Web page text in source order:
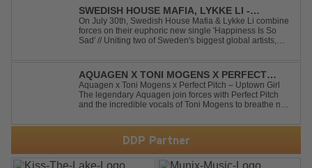
dance experience. Crafted by...
SWEDISH HOUSE MAFIA, LYKKE LI -
HAPPINESS IS SO SAD
On July 30th, Swedish House Mafia & Lykke Li combine
forces on their euphoric new single 'Happiness Is So
Sad' // Uniting two of Sweden's biggest global artists,
to // The track was ...
AQUAGEN X TONI MOGENS X PERFECT
PITCH - UPTOWN GIRL
Aquagen x Toni Mogens x Perfect Pitch – Uptown Girl
The legendary Aquagen join forces with Perfect Pitch
and the incredible vocals of Toni Mogens to breathe new
Combining a bouncy bassline and a fresh, feel-good
production, this modern da...
DDP Partner